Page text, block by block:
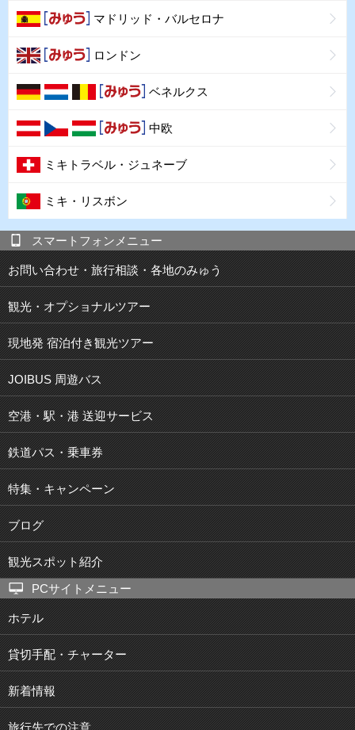
マドリッド・バルセロナ
ロンドン
ベネルクス
中欧
ミキトラベル・ジュネーブ
ミキ・リスボン
スマートフォンメニュー
お問い合わせ・旅行相談・各地のみゅう
観光・オプショナルツアー
現地発 宿泊付き観光ツアー
JOIBUS 周遊バス
空港・駅・港 送迎サービス
鉄道パス・乗車券
特集・キャンペーン
ブログ
観光スポット紹介
PCサイトメニュー
ホテル
貸切手配・チャーター
新着情報